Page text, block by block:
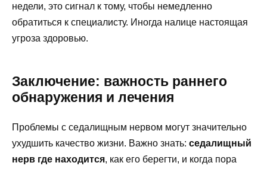
недели, это сигнал к тому, чтобы немедленно
обратиться к специалисту. Иногда налице настоящая
угроза здоровью.
Заключение: важность раннего
обнаружения и лечения
Проблемы с седалищным нервом могут значительно
ухудшить качество жизни. Важно знать: седалищный
нерв где находится, как его берегти, и когда пора